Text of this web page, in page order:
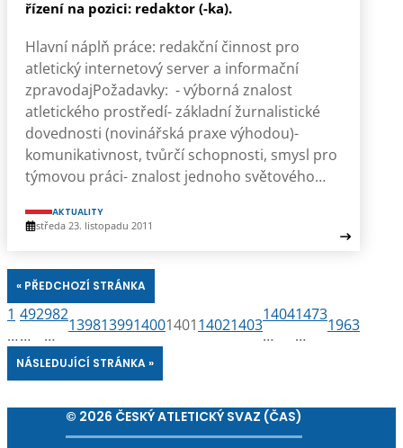
řízení na pozici: redaktor (-ka).
Hlavní náplň práce: redakční činnost pro
atletický internetový server a informační
zpravodajPožadavky: - výborná znalost
atletického prostředí- základní žurnalistické
dovednosti (novinářská praxe výhodou)-
komunikativnost, tvůrčí schopnosti, smysl pro
týmovou práci- znalost jednoho světového…
AKTUALITY
středa 23. listopadu 2011
« PŘEDCHOZÍ STRÁNKA
1
…
492
…
982
…
139813991400140114021403
1404
…
1473
…
1963
NÁSLEDUJÍCÍ STRÁNKA »
© 2026 ČESKÝ ATLETICKÝ SVAZ (ČAS)